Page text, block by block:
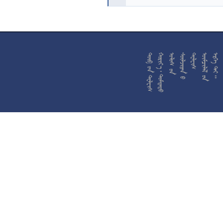










































































































